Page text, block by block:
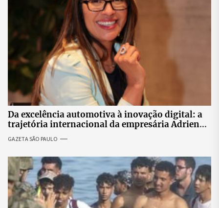
Da excelência automotiva à inovação digital: a
trajetória internacional da empresária Adriene
GAZETA SÃO PAULO